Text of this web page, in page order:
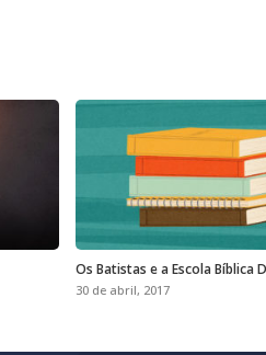
Os Batistas e a Escola Bíblica
30 de abril, 2017